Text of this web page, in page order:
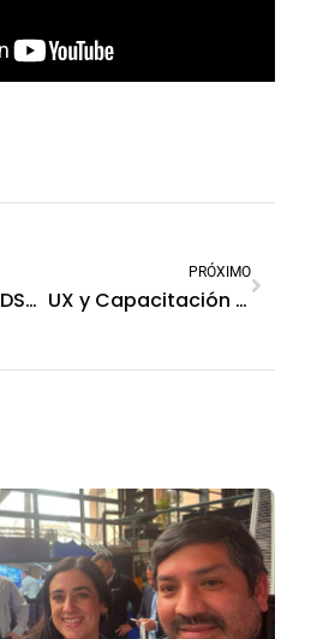
Conferencia de DSC y SoftGuard: Innovación y estrategias para el éxito empresarial
PRÓXIMO
UX y Capacitación crecen como áreas independientes – Febrero 2025